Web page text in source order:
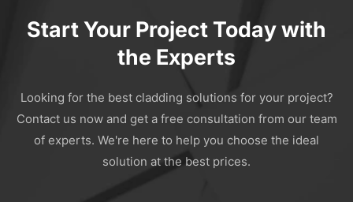
Start Your Project Today with
the Experts
Looking for the best cladding solutions for your project?
Contact us now and get a free consultation from our team
of experts. We're here to help you choose the ideal
solution at the best prices.